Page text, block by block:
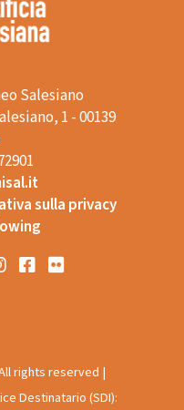
Salesiano
1 - 00139
sulla privacy
rights reserved |
Destinatario (SDI):